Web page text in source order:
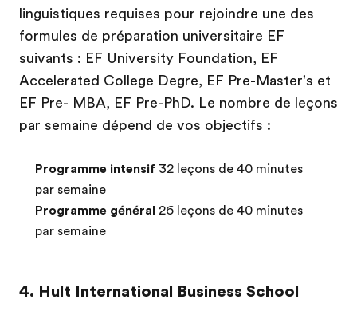
linguistiques requises pour rejoindre une des
formules de préparation universitaire EF
suivants : EF University Foundation, EF
Accelerated College Degre, EF Pre-Master's et
EF Pre- MBA, EF Pre-PhD. Le nombre de leçons
par semaine dépend de vos objectifs :
Programme intensif 32 leçons de 40 minutes
par semaine
Programme général 26 leçons de 40 minutes
par semaine
4. Hult International Business School